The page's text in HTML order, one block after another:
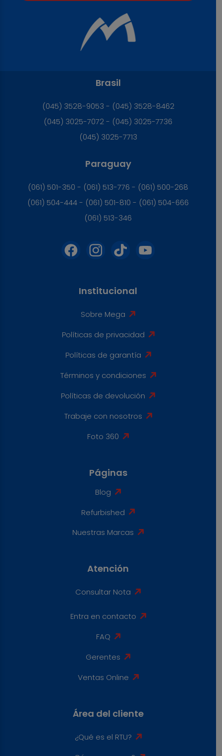
Brasil
(045) 3528-9053 - (045) 3528-8462
(045) 3025-7072 - (045) 3025-7736
(045) 3025-7713
Paraguay
(061) 501-350 - (061) 513-776 - (061) 500-268
(061) 504-444 - (061) 501-810 - (061) 504-666
(061) 513-346
Institucional
Sobre Mega
Políticas de privacidad
Políticas de garantía
Términos y condiciones
Políticas de devolución
Trabaje con nosotros
Foto 360
Páginas
Blog
Refurbished
Nuestras Marcas
Atención
Consultar Nota
Entra en contacto
FAQ
Gerentes
Ventas Online
Área del cliente
¿Qué es el RTU?